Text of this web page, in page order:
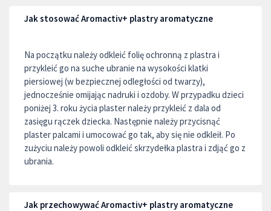
Jak stosować Aromactiv+ plastry aromatyczne
Na początku należy odkleić folię ochronną z plastra i
przykleić go na suche ubranie na wysokości klatki
piersiowej (w bezpiecznej odległości od twarzy),
jednocześnie omijając nadruki i ozdoby. W przypadku dzieci
poniżej 3. roku życia plaster należy przykleić z dala od
zasięgu rączek dziecka. Następnie należy przycisnąć
plaster palcami i umocować go tak, aby się nie odkleił. Po
zużyciu należy powoli odkleić skrzydełka plastra i zdjąć go z
ubrania.
Jak przechowywać Aromactiv+ plastry aromatyczne